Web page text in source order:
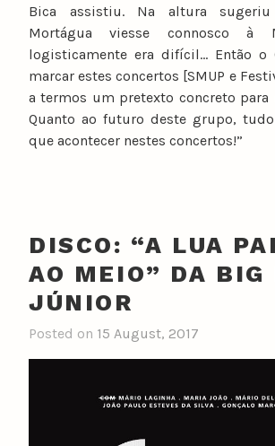
Bica assistiu. Na altura
Mortágua viesse connosco à
logisticamente era difícil… Então o
marcar estes concertos [SMUP e
a termos um pretexto concreto para
Quanto ao futuro deste grupo,
que acontecer nestes concertos!”​
DISCO: “A LUA
AO MEIO” DA BIG
JÚNIOR
Posted on 15 August, 2017